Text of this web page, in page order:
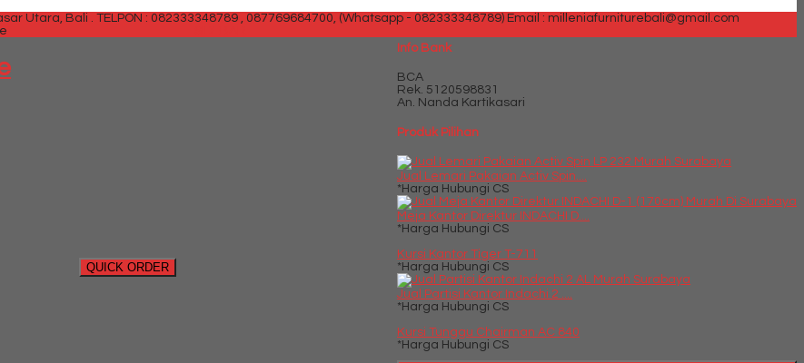
Utara, Bali . TELPON : 082333348789 , 087769684700, (Whatsapp - 082333348789) Email : milleniafurniturebali@gmail.com
QUICK ORDER
Info Bank
BCA
Rek. 5120598831
An. Nanda Kartikasari
Produk Pilihan
Jual Lemari Pakaian Activ Spin....
*Harga Hubungi CS
Meja Kantor Direktur INDACHI D....
*Harga Hubungi CS
Kursi Kantor Tiger T-711
*Harga Hubungi CS
Jual Partisi Kantor Indachi 2 ....
*Harga Hubungi CS
Kursi Tunggu Chairman AC 840
*Harga Hubungi CS